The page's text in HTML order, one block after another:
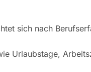
sich nach
Urlaubstage,